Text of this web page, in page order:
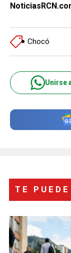
Chocó
Unirse
TE